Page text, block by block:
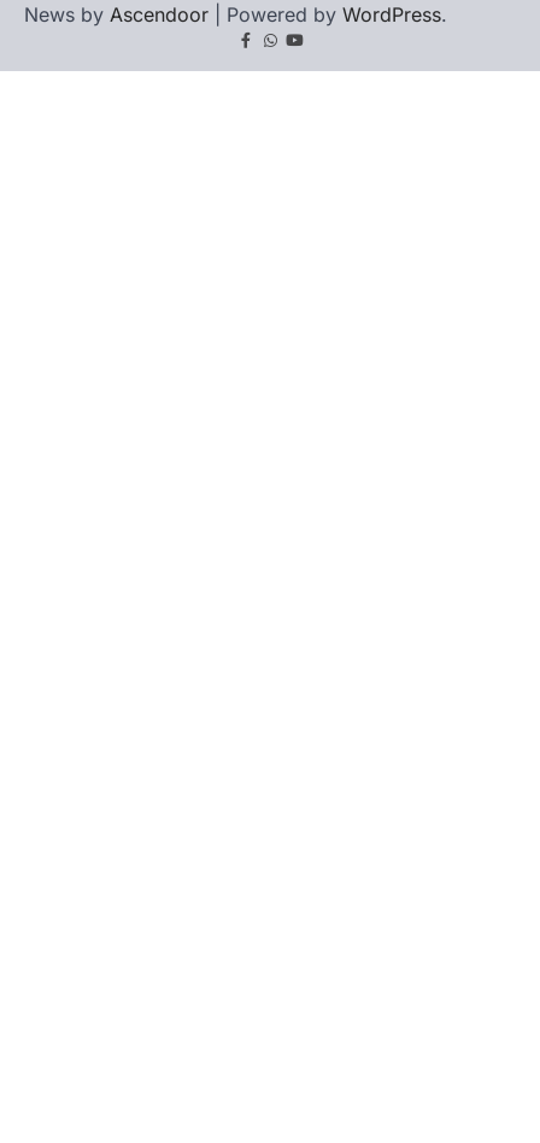
News by Ascendoor | Powered by WordPress.
Facebook
Whatsapp
youtube